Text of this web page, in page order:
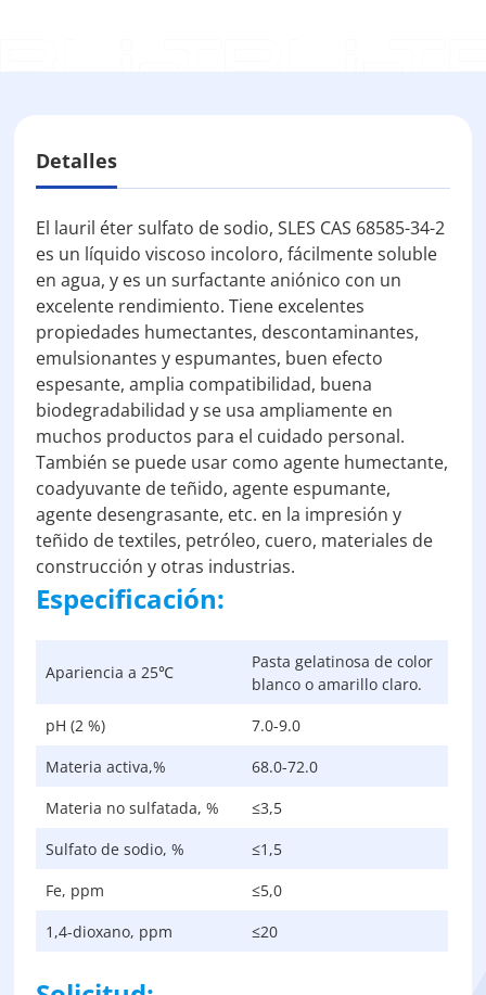
Detalles
El lauril éter sulfato de sodio, SLES CAS 68585-34-2
es un líquido viscoso incoloro, fácilmente soluble
en agua, y es un surfactante aniónico con un
excelente rendimiento. Tiene excelentes
propiedades humectantes, descontaminantes,
emulsionantes y espumantes, buen efecto
espesante, amplia compatibilidad, buena
biodegradabilidad y se usa ampliamente en
muchos productos para el cuidado personal.
También se puede usar como agente humectante,
coadyuvante de teñido, agente espumante,
agente desengrasante, etc. en la impresión y
teñido de textiles, petróleo, cuero, materiales de
construcción y otras industrias.
Especificación:
Apariencia a 25℃
Pasta gelatinosa de color
blanco o amarillo claro.
pH (2 %)
7.0-9.0
Materia activa,%
68.0-72.0
Materia no sulfatada, %
≤3,5
Sulfato de sodio, %
≤1,5
Fe, ppm
≤5,0
1,4-dioxano, ppm
≤20